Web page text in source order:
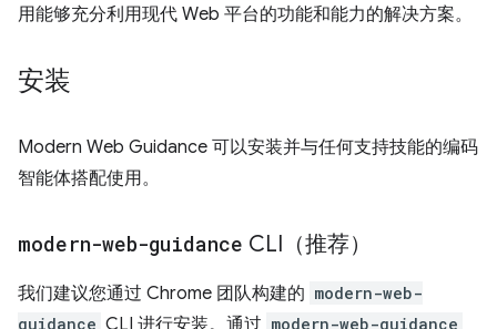
用能够充分利用现代 Web 平台的功能和能力的解决方案。
安装
Modern Web Guidance 可以安装并与任何支持技能的编码
智能体搭配使用。
modern-web-guidance CLI（推荐）
我们建议您通过 Chrome 团队构建的 modern-web-
guidance CLI 进行安装。通过 modern-web-guidance